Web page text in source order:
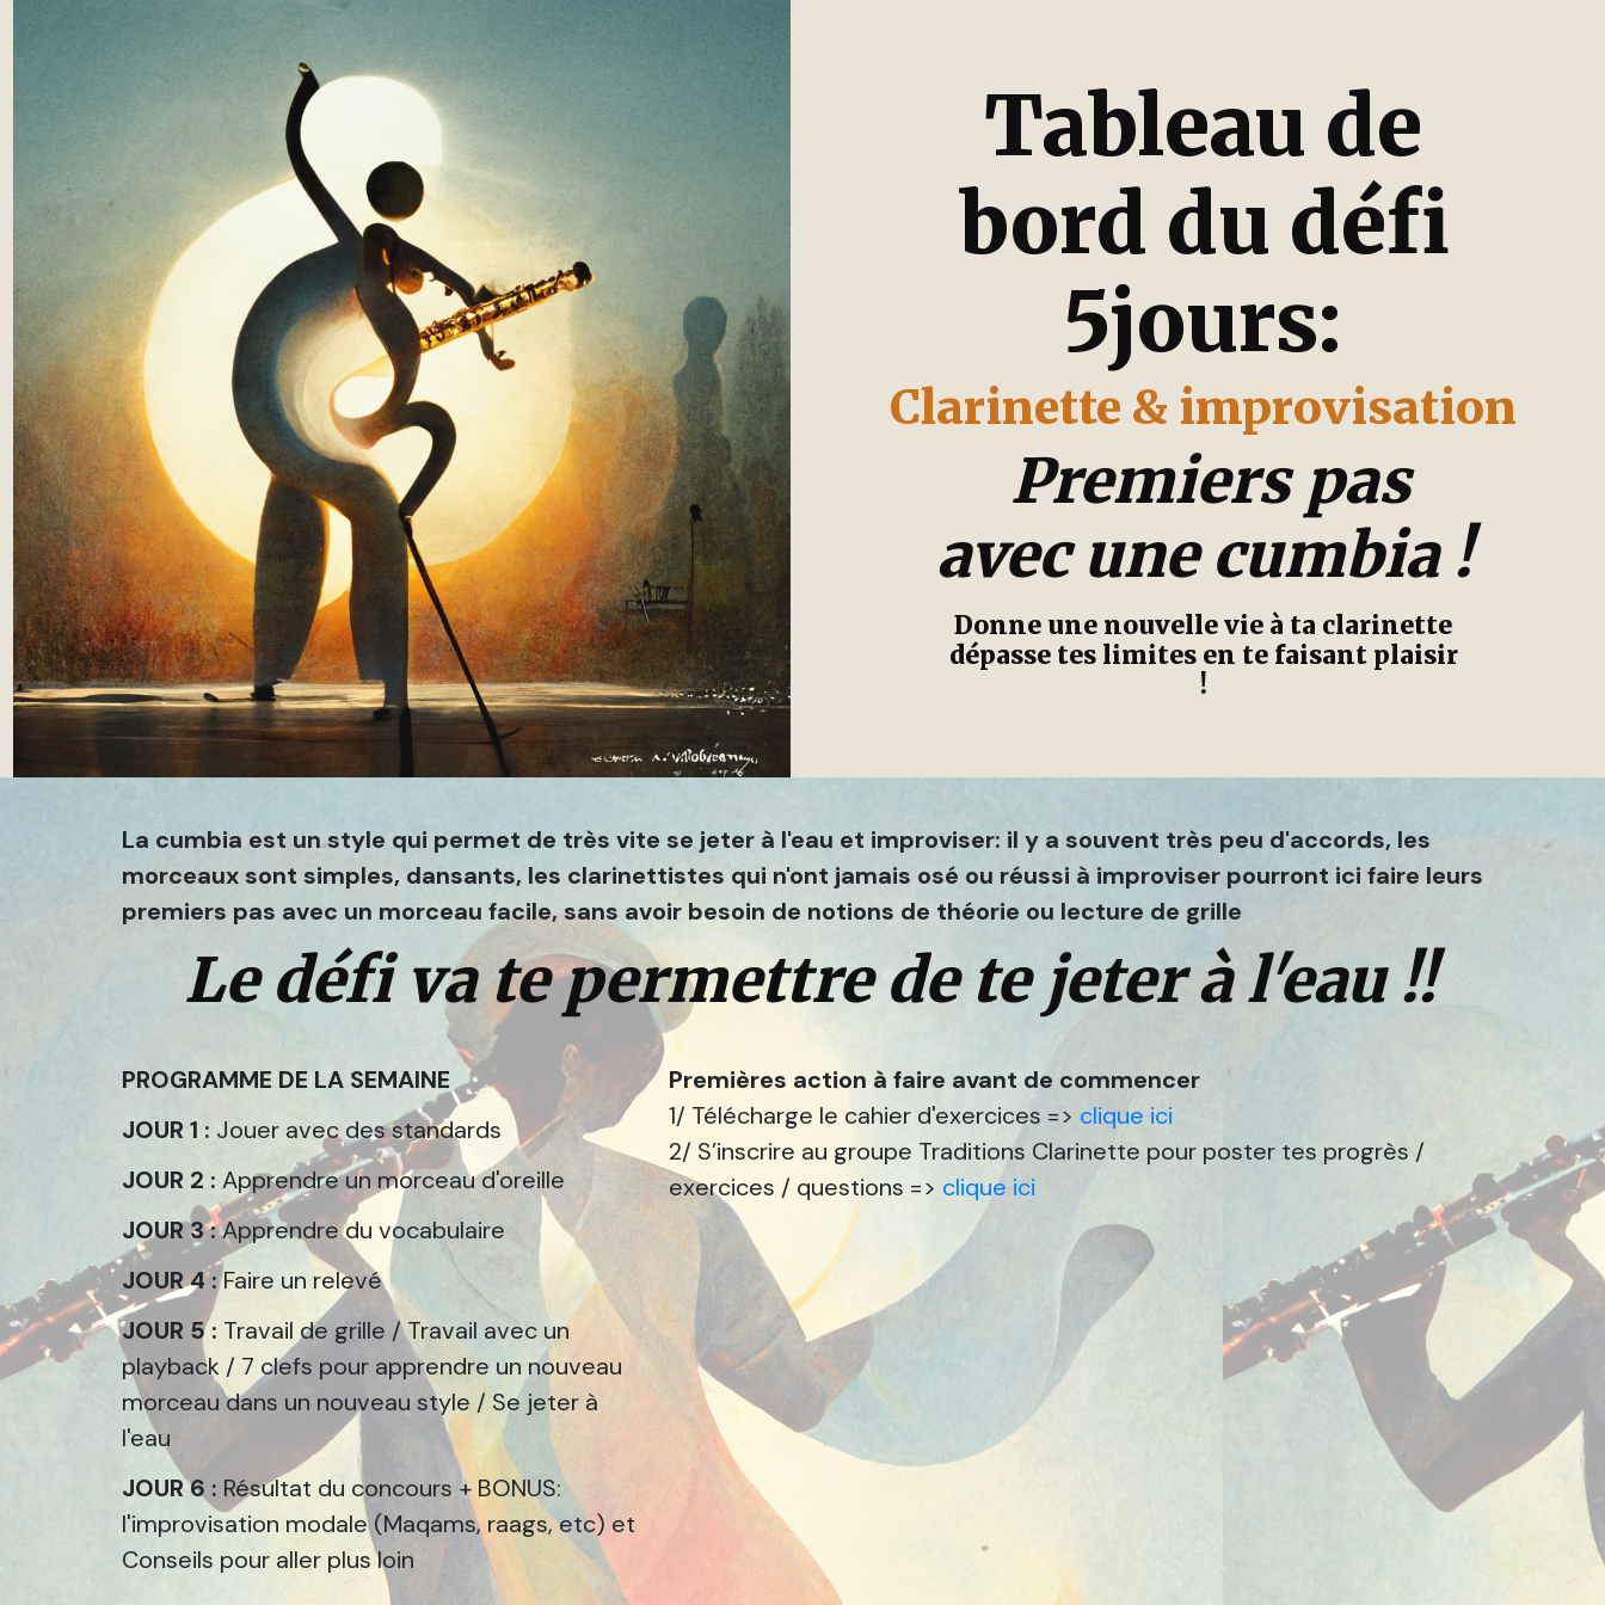
Tableau de
bord du défi
5jours:
Clarinette & improvisation
Premiers pas
avec une cumbia !
Donne une nouvelle vie à ta clarinette
dépasse tes limites en te faisant plaisir
!
La cumbia est un style qui permet de très vite se jeter à l'eau et improviser: il y a souvent très peu d'accords, les
morceaux sont simples, dansants, les clarinettistes qui n'ont jamais osé ou réussi à improviser pourront ici faire leurs
premiers pas avec un morceau facile, sans avoir besoin de notions de théorie ou lecture de grille
Le défi va te permettre de te jeter à l'eau !!
PROGRAMME DE LA SEMAINE
JOUR 1 : Jouer avec des standards
JOUR 2 : Apprendre un morceau d'oreille
JOUR 3 :Apprendre du vocabulaire
JOUR 4 :Faire un relevé
JOUR 5 : Travail de grille / Travail avec un
playback / 7 clefs pour apprendre un nouveau
morceau dans un nouveau style / Se jeter à
l'eau
JOUR 6 : Résultat du concours + BONUS:
l'improvisation modale (Maqams, raags, etc) et
Conseils pour aller plus loin
Premières action à faire avant de commencer
1/ Télécharge le cahier d'exercices => clique ici
2/ S’inscrire au groupe Traditions Clarinette pour poster tes progrès /
exercices / questions => clique ici